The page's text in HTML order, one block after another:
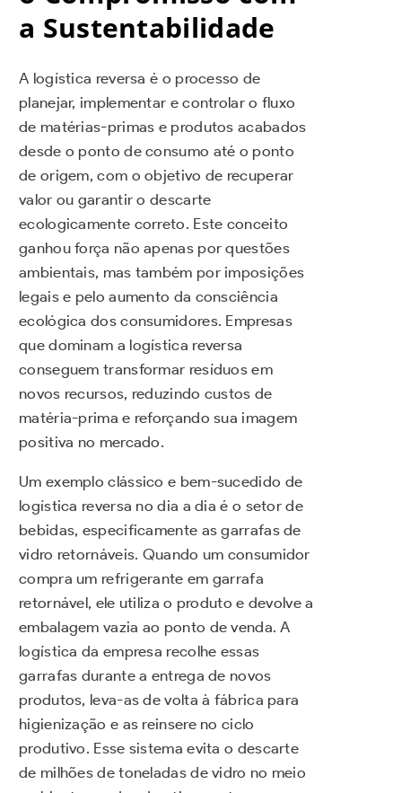
a Sustentabilidade
A logística reversa é o processo de
planejar, implementar e controlar o fluxo
de matérias-primas e produtos acabados
desde o ponto de consumo até o ponto
de origem, com o objetivo de recuperar
valor ou garantir o descarte
ecologicamente correto. Este conceito
ganhou força não apenas por questões
ambientais, mas também por imposições
legais e pelo aumento da consciência
ecológica dos consumidores. Empresas
que dominam a logística reversa
conseguem transformar resíduos em
novos recursos, reduzindo custos de
matéria-prima e reforçando sua imagem
positiva no mercado.
Um exemplo clássico e bem-sucedido de
logística reversa no dia a dia é o setor de
bebidas, especificamente as garrafas de
vidro retornáveis. Quando um consumidor
compra um refrigerante em garrafa
retornável, ele utiliza o produto e devolve a
embalagem vazia ao ponto de venda. A
logística da empresa recolhe essas
garrafas durante a entrega de novos
produtos, leva-as de volta à fábrica para
higienização e as reinsere no ciclo
produtivo. Esse sistema evita o descarte
de milhões de toneladas de vidro no meio